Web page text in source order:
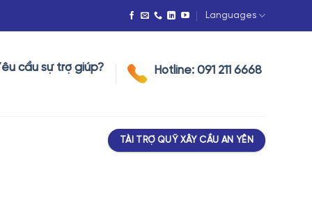
Languages
cầu sự trợ giúp? Hotline: 091 211 6668
TÀI TRỢ QUỸ XÂY CẦU AN YÊN